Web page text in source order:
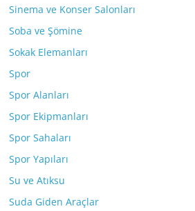
Sinema ve Konser Salonları
Soba ve Şömine
Sokak Elemanları
Spor
Spor Alanları
Spor Ekipmanları
Spor Sahaları
Spor Yapıları
Su ve Atıksu
Suda Giden Araçlar